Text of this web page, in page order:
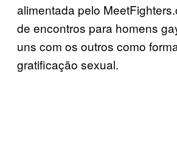
alimentada pelo
de encontros para homens
uns com os outros como
gratificação sexual.